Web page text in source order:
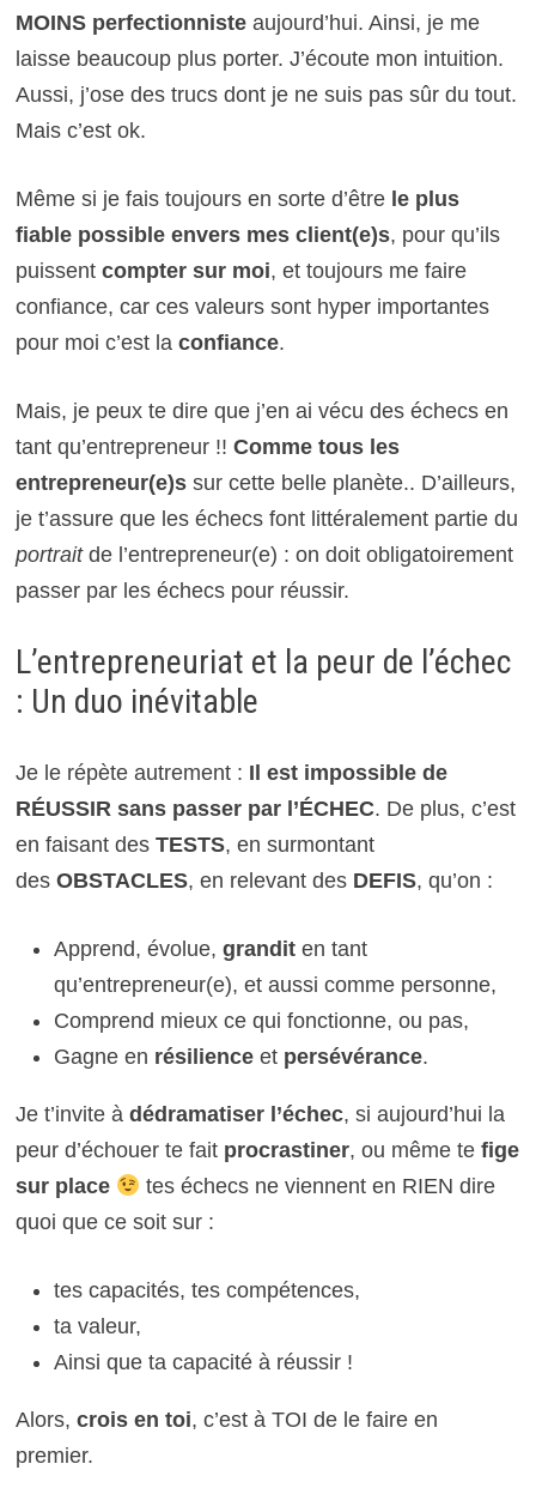
MOINS perfectionnisteaujourd’hui. Ainsi, je me
laisse beaucoup plus porter. J’écoute mon intuition.
Aussi, j’ose des trucs dont je ne suis pas sûr du tout.
Mais c’est ok.
Même si je fais toujours en sorte d’être le plus
fiable possible envers mes client(e)s, pour qu’ils
puissent compter sur moi, et toujours me faire
confiance, car ces valeurs sont hyper importantes
pour moi c’est la confiance.
Mais, je peux te dire que j’en ai vécu des échecs en
tant qu’entrepreneur !! Comme tous les
entrepreneur(e)s sur cette belle planète.. D’ailleurs,
je t’assure que les échecs font littéralement partie du
portraitde l’entrepreneur(e) : on doit obligatoirement
passer par les échecs pour réussir.
L’entrepreneuriat et la peur de l’échec
: Un duo inévitable
Je le répète autrement : Il est impossible de
RÉUSSIR sans passer par l’ÉCHEC. De plus, c’est
en faisant des TESTS, en surmontant
des OBSTACLES, en relevant des DEFIS, qu’on :
Apprend, évolue, grandit en tant
qu’entrepreneur(e), et aussi comme personne,
Comprend mieux ce qui fonctionne, ou pas,
Gagne en résilienceet persévérance.
Je t’invite à dédramatiser l’échec, si aujourd’hui la
peur d’échouer te fait procrastiner, ou même te fige
sur place
tes échecs ne viennent en RIEN dire
quoi que ce soit sur :
tes capacités, tes compétences,
ta valeur,
Ainsi que ta capacité à réussir !
Alors, crois en toi, c’est à TOI de le faire en
premier.